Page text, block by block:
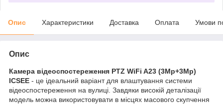
Опис Характеристики Доставка Оплата Умови
Опис
Камера відеоспостереження PTZ WiFi A23 (3Mp+3Mp)
ICSEE - це ідеальний варіант для влаштування системи
відеоспостереження на вулиці. Завдяки високій деталізації
модель можна використовувати в місцях масового скупчення